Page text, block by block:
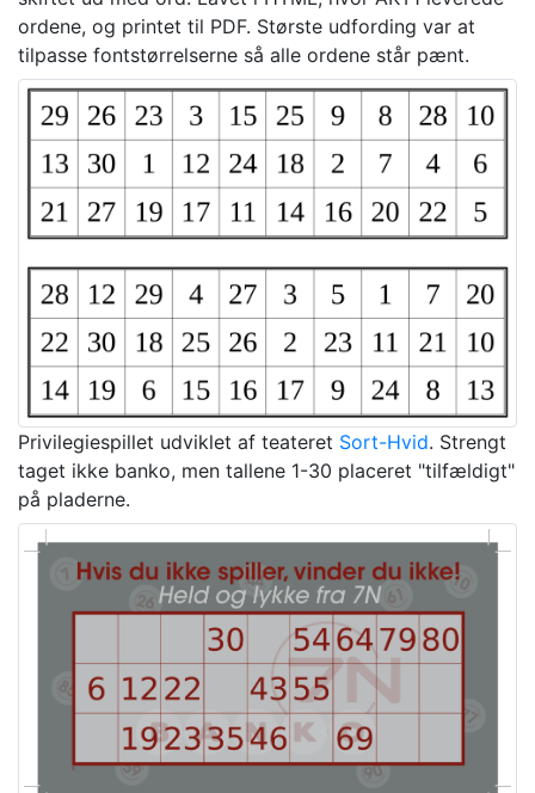
ordene, og printet til PDF. Største udfording var at
tilpasse fontstørrelserne så alle ordene står pænt.
Privilegiespillet udviklet af teateret Sort-Hvid. Strengt
taget ikke banko, men tallene 1-30 placeret "tilfældigt"
på pladerne.